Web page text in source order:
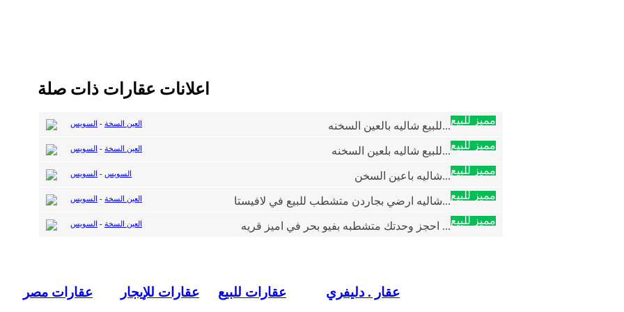
اعلانات عقارات ذات صلة
مميز للبيعللبيع شاليه بالعين السخنه... العين السخة - السويس
مميز للبيعللبيع شاليه بلعين السخنه... العين السخة - السويس
مميز للبيعشاليه باعين السخن... السويس - السويس
مميز للبيعشاليه ارضي بجاردن متشطب للبيع في لافيستا... العين السخة - السويس
مميز للبيعاحجز وحدتك متشطبه بفيو بحر في اميز قريه ... العين السخة - السويس
عقار . دليفري عقارات للبيع عقارات للإيجار عقارات مصر